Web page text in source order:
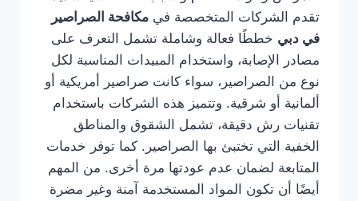
تقدم الشركات المتخصصة في مكافحة الصراصير
في دبي خططًا فعالة وشاملة تشمل التعرف على
مصادر الإصابة، واستخدام المبيدات المناسبة لكل
نوع من الصراصير، سواء كانت صراصير أمريكية أو
ألمانية أو شرقية. وتتميز هذه الشركات باستخدام
تقنيات رش دقيقة، تشمل الشقوق والمناطق
الخفية التي تختبئ بها الصراصير. كما توفر خدمات
المتابعة لضمان عدم عودتها مرة أخرى. من المهم
أيضًا أن تكون المواد المستخدمة آمنة وغير مضرة